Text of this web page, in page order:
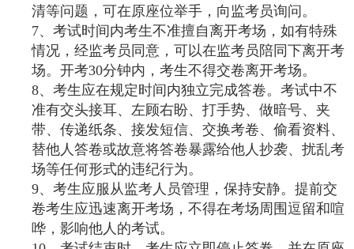
清等问题，可在原座位举手，向监考员询问。
7、考试时间内考生不准擅自离开考场，如有特殊
情况，经监考员同意，可以在监考员陪同下离开考
场。开考30分钟内，考生不得交卷离开考场。
8、考生应在规定时间内独立完成答卷。考试中不
准有交头接耳、左顾右盼、打手势、做暗号、夹
带、传递纸条、接发短信、交换考卷、偷看资料、
替他人答卷或故意将答卷暴露给他人抄袭、扰乱考
场等任何形式的违纪行为。
9、考生应服从监考人员管理，保持安静。提前交
卷考生应迅速离开考场，不得在考场周围逗留和喧
哗，影响他人的考试。